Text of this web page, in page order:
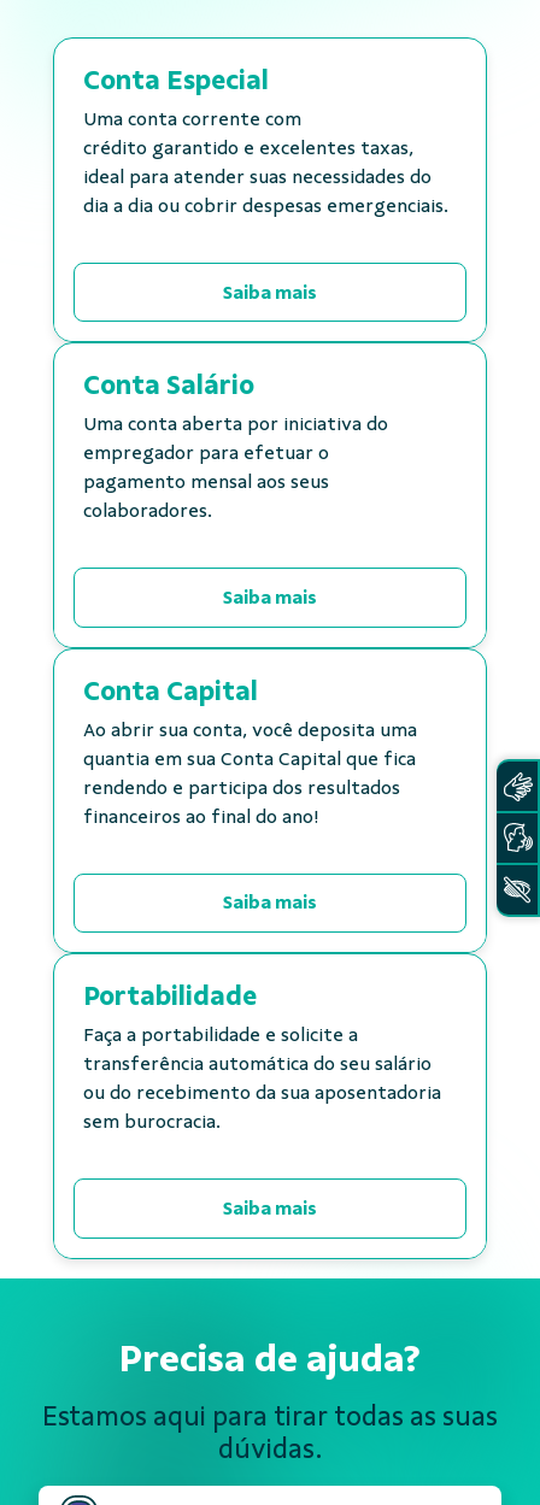
Conta Especial
Uma conta corrente com
crédito garantido e excelentes taxas,
ideal para atender suas necessidades do
dia a dia ou cobrir despesas emergenciais.
Saiba mais
Conta Salário
Uma conta aberta por iniciativa do
empregador para efetuar o
pagamento mensal aos seus
colaboradores.
Saiba mais
Conta Capital
Ao abrir sua conta, você deposita uma
quantia em sua Conta Capital que fica
rendendo e participa dos resultados
financeiros ao final do ano!
Saiba mais
Portabilidade
Faça a portabilidade e solicite a
transferência automática do seu salário
ou do recebimento da sua aposentadoria
sem burocracia.
Saiba mais
Precisa de ajuda?
Estamos aqui para tirar todas as suas
dúvidas.